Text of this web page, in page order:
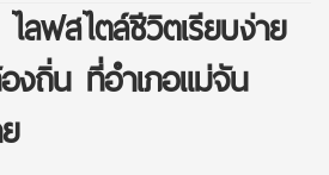
ลฟสไตล์ชีวิตเรียบง่าย
งถิ่น ที่อำเภอแม่จัน